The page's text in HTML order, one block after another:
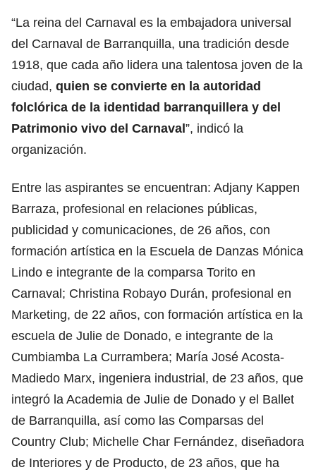
“La reina del Carnaval es la embajadora universal
del Carnaval de Barranquilla, una tradición desde
1918, que cada año lidera una talentosa joven de la
ciudad, quien se convierte en la autoridad
folclórica de la identidad barranquillera y del
Patrimonio vivo del Carnaval”, indicó la
organización.
Entre las aspirantes se encuentran: Adjany Kappen
Barraza, profesional en relaciones públicas,
publicidad y comunicaciones, de 26 años, con
formación artística en la Escuela de Danzas Mónica
Lindo e integrante de la comparsa Torito en
Carnaval; Christina Robayo Durán, profesional en
Marketing, de 22 años, con formación artística en la
escuela de Julie de Donado, e integrante de la
Cumbiamba La Currambera; María José Acosta-
Madiedo Marx, ingeniera industrial, de 23 años, que
integró la Academia de Julie de Donado y el Ballet
de Barranquilla, así como las Comparsas del
Country Club; Michelle Char Fernández, diseñadora
de Interiores y de Producto, de 23 años, que ha